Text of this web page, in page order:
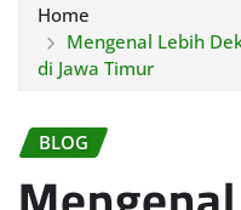
Home
Mengenal Lebih
di Jawa Timur
BLOG